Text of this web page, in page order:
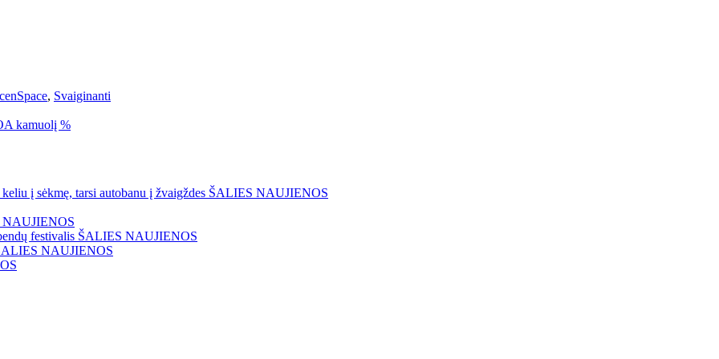
, Svaiginanti
kamuolį %
į sėkmę, tarsi autobanu į žvaigždes ŠALIES NAUJIENOS
festivalis ŠALIES NAUJIENOS
NAUJIENOS